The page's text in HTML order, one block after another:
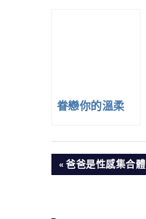
眷戀你的溫柔
文PREVIOUS
爸爸是性感集合體